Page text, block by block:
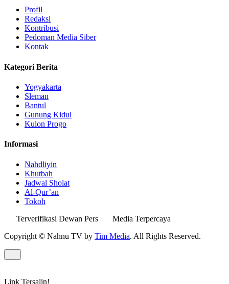
Profil
Redaksi
Kontribusi
Pedoman Media Siber
Kontak
Kategori Berita
Yogyakarta
Sleman
Bantul
Gunung Kidul
Kulon Progo
Informasi
Nahdliyin
Khutbah
Jadwal Sholat
Al-Qur’an
Tokoh
Terverifikasi Dewan Pers
Media Terpercaya
Copyright © Nahnu TV by Tim Media. All Rights Reserved.
Link Tersalin!